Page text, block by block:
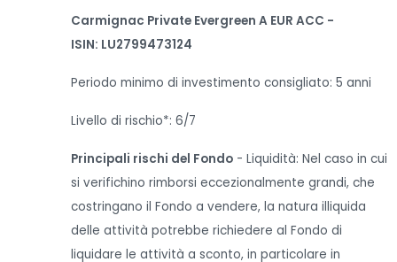
Carmignac Private Evergreen A EUR ACC -
ISIN: LU2799473124
Periodo minimo di investimento consigliato: 5 anni
Livello di rischio*: 6/7
Principali rischi del Fondo - Liquidità: Nel caso in cui
si verifichino rimborsi eccezionalmente grandi, che
costringano il Fondo a vendere, la natura illiquida
delle attività potrebbe richiedere al Fondo di
liquidare le attività a sconto, in particolare in